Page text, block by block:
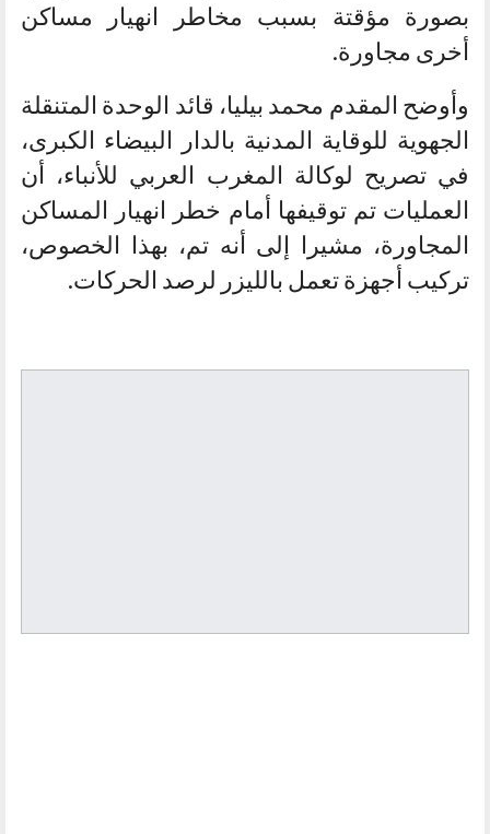
بصورة مؤقتة بسبب مخاطر انهيار مساكن
أخرى مجاورة.
وأوضح المقدم محمد بيليا، قائد الوحدة المتنقلة
الجهوية للوقاية المدنية بالدار البيضاء الكبرى،
في تصريح لوكالة المغرب العربي للأنباء، أن
العمليات تم توقيفها أمام خطر انهيار المساكن
المجاورة، مشيرا إلى أنه تم، بهذا الخصوص،
تركيب أجهزة تعمل بالليزر لرصد الحركات.